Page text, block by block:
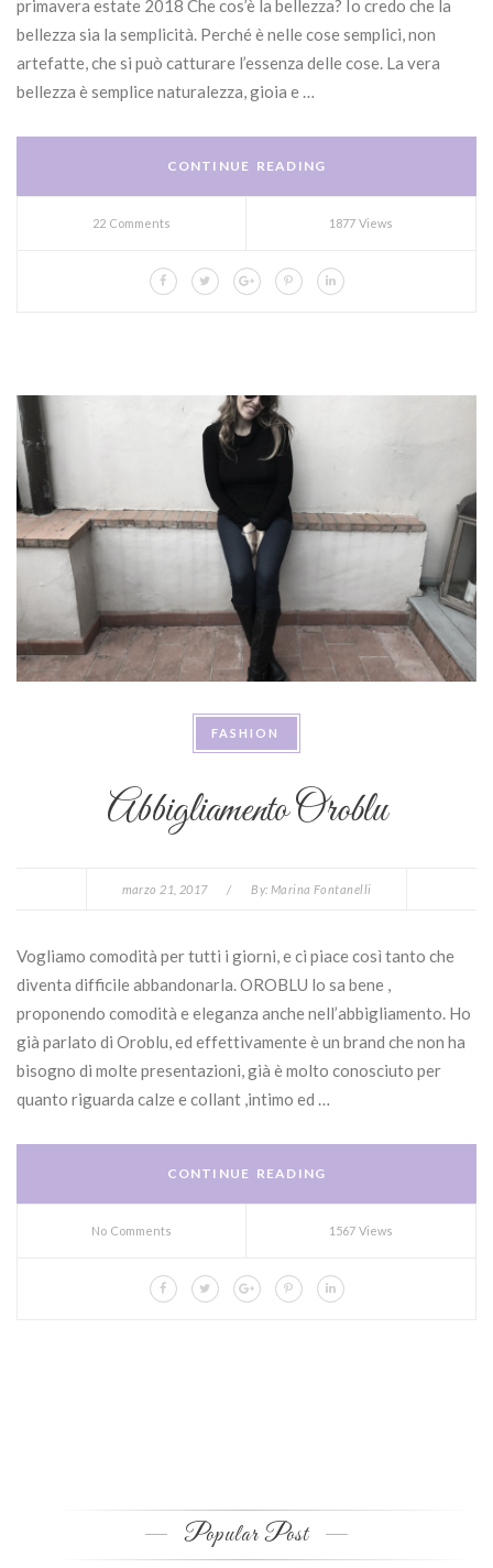
primavera estate 2018 Che cos’è la bellezza? Io credo che la
bellezza sia la semplicità. Perché è nelle cose semplici, non
artefatte, che si può catturare l’essenza delle cose. La vera
bellezza è semplice naturalezza, gioia e …
CONTINUE READING
22 Comments 1877 Views
FASHION
Abbigliamento Oroblu
marzo 21, 2017 / By: Marina Fontanelli
Vogliamo comodità per tutti i giorni, e ci piace così tanto che
diventa difficile abbandonarla. OROBLU lo sa bene ,
proponendo comodità e eleganza anche nell’abbigliamento. Ho
già parlato di Oroblu, ed effettivamente è un brand che non ha
bisogno di molte presentazioni, già è molto conosciuto per
quanto riguarda calze e collant ,intimo ed …
CONTINUE READING
No Comments 1567 Views
Popular Post